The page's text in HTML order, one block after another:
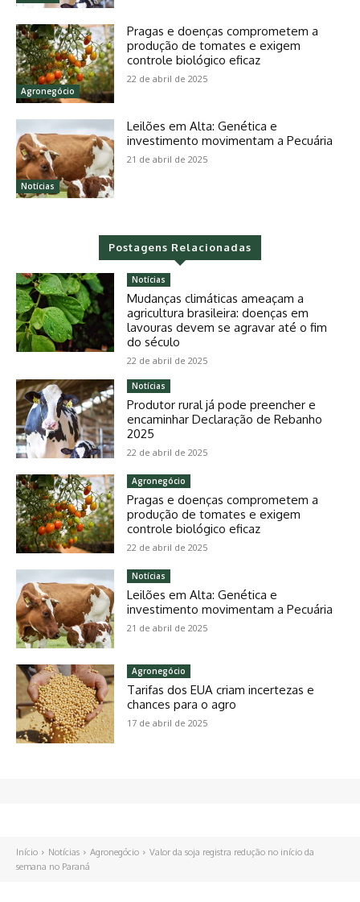
Agronegócio
Pragas e doenças comprometem a
produção de tomates e exigem
controle biológico eficaz
22 de abril de 2025
Notícias
Leilões em Alta: Genética e
investimento movimentam a Pecuária
21 de abril de 2025
Postagens Relacionadas
Notícias
Mudanças climáticas ameaçam a
agricultura brasileira: doenças em
lavouras devem se agravar até o fim
do século
22 de abril de 2025
Notícias
Produtor rural já pode preencher e
encaminhar Declaração de Rebanho
2025
22 de abril de 2025
Agronegócio
Pragas e doenças comprometem a
produção de tomates e exigem
controle biológico eficaz
22 de abril de 2025
Notícias
Leilões em Alta: Genética e
investimento movimentam a Pecuária
21 de abril de 2025
Agronegócio
Tarifas dos EUA criam incertezas e
chances para o agro
17 de abril de 2025